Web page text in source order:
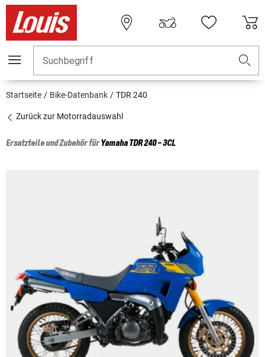
Suchbegriff
Startseite Bike-Datenbank TDR 240
Zurück zur Motorradauswahl
Ersatzteile und Zubehör fürYamahaTDR 240 - 3CL